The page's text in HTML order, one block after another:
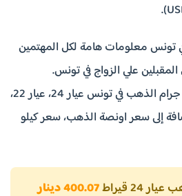
تونس معلومات هامة لكل المهتمين
علي الزواج في تونس.
والجدول التالي يوضح سعر جرام الذهب في تونس عيار 24، عيار 22،
قيراط بالإضافة إلى سعر اونصة الذهب، سعر كيلو
24 قيراط
400.07 دينار